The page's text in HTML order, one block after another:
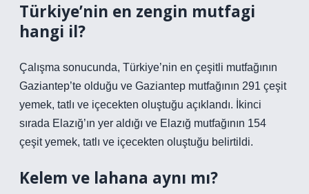
Türkiye’nin en zengin mutfagi
hangi il?
Çalışma sonucunda, Türkiye’nin en çeşitli mutfağının
Gaziantep’te olduğu ve Gaziantep mutfağının 291 çeşit
yemek, tatlı ve içecekten oluştuğu açıklandı. İkinci
sırada Elazığ’ın yer aldığı ve Elazığ mutfağının 154
çeşit yemek, tatlı ve içecekten oluştuğu belirtildi.
Kelem ve lahana aynı mı?